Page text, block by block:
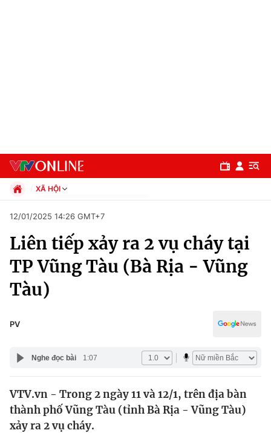
Chuyên mục
Chính trị
Thế giới
XÃ HỘI
Xã hội
Pháp luật
Thể thao
Truyền hình
Văn hóa - Giải trí
Giáo dục
12/01/2025 14:26 GMT+7
Liên tiếp xảy ra 2 vụ cháy tại
TP Vũng Tàu (Bà Rịa - Vũng
Tàu)
PV
Nghe đọc bài 1:07
VTV.vn - Trong 2 ngày 11 và 12/1, trên địa bàn
thành phố Vũng Tàu (tỉnh Bà Rịa - Vũng Tàu)
xảy ra 2 vụ cháy.